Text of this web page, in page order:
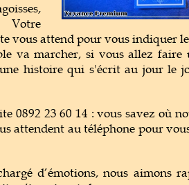
Votre
vous attend pour vous indiquer
va marcher, si vous allez
histoire qui s'écrit au jour le
0892 23 60 14 : vous savez où
attendent au téléphone pour
d’émotions, nous aimons